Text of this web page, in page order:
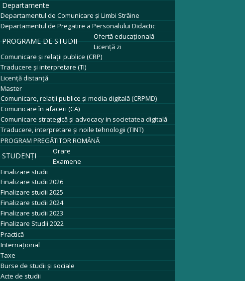
Departamente
Departamentul de Comunicare și Limbi Străine
Departamentul de Pregatire a Personalului Didactic
PROGRAME DE STUDII
Ofertă educațională
Licenţă zi
Comunicare și relații publice (CRP)
Traducere și interpretare (TI)
Licenţă distanță
Master
Comunicare, relații publice și media digitală (CRPMD)
Comunicare în afaceri (CA)
Comunicare strategică și advocacy in societatea digitală
Traducere, interpretare și noile tehnologii (TINT)
PROGRAM PREGĂTITOR ROMÂNĂ
STUDENȚI
Orare
Examene
Finalizare studii
Finalizare studii 2026
Finalizare studii 2025
Finalizare studii 2024
Finalizare studii 2023
Finalizare Studii 2022
Practică
Internațional
Taxe
Burse de studii și sociale
Acte de studii